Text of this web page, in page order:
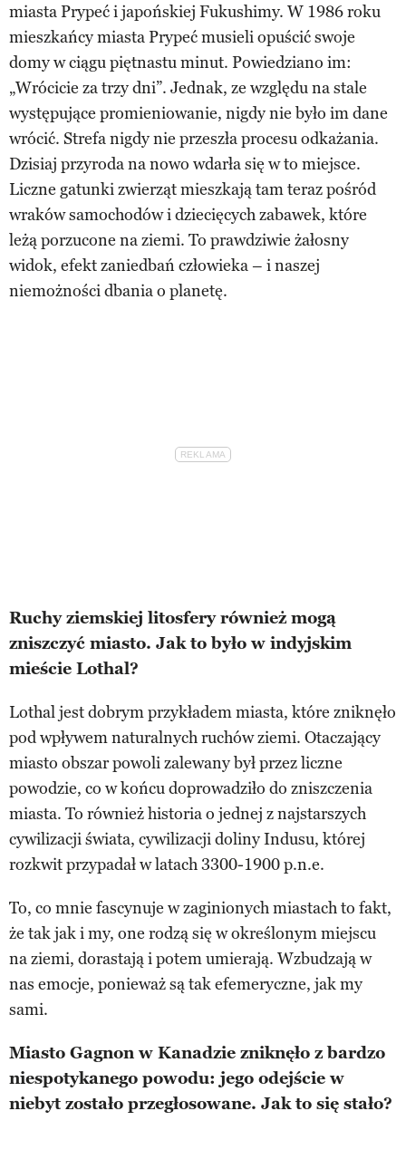
miasta Prypeć i japońskiej Fukushimy. W 1986 roku
mieszkańcy miasta Prypeć musieli opuścić swoje
domy w ciągu piętnastu minut. Powiedziano im:
„Wrócicie za trzy dni”. Jednak, ze względu na stale
występujące promieniowanie, nigdy nie było im dane
wrócić. Strefa nigdy nie przeszła procesu odkażania.
Dzisiaj przyroda na nowo wdarła się w to miejsce.
Liczne gatunki zwierząt mieszkają tam teraz pośród
wraków samochodów i dziecięcych zabawek, które
leżą porzucone na ziemi. To prawdziwie żałosny
widok, efekt zaniedbań człowieka – i naszej
niemożności dbania o planetę.
Ruchy ziemskiej litosfery również mogą
zniszczyć miasto. Jak to było w indyjskim
mieście Lothal?
Lothal jest dobrym przykładem miasta, które zniknęło
pod wpływem naturalnych ruchów ziemi. Otaczający
miasto obszar powoli zalewany był przez liczne
powodzie, co w końcu doprowadziło do zniszczenia
miasta. To również historia o jednej z najstarszych
cywilizacji świata, cywilizacji doliny Indusu, której
rozkwit przypadał w latach 3300-1900 p.n.e.
To, co mnie fascynuje w zaginionych miastach to fakt,
że tak jak i my, one rodzą się w określonym miejscu
na ziemi, dorastają i potem umierają. Wzbudzają w
nas emocje, ponieważ są tak efemeryczne, jak my
sami.
Miasto Gagnon w Kanadzie zniknęło z bardzo
niespotykanego powodu: jego odejście w
niebyt zostało przegłosowane. Jak to się stało?